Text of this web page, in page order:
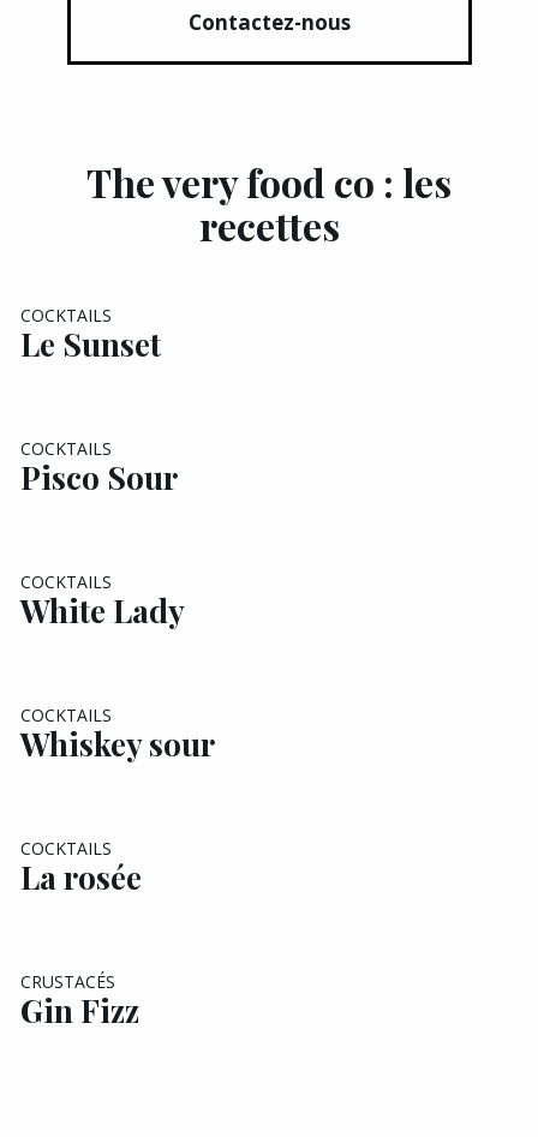
Contactez-nous
The very food co : les
recettes
COCKTAILS
Le Sunset
COCKTAILS
Pisco Sour
COCKTAILS
White Lady
COCKTAILS
Whiskey sour
COCKTAILS
La rosée
CRUSTACÉS
Gin Fizz